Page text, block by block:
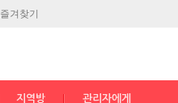
즐겨찾기
지역방 관리자에게